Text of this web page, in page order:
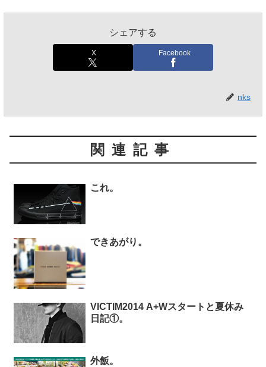
シェアする
X Facebook
nks
関連記事
これ。
できあがり。
VICTIM2014 A+Wスタートと夏休み
日記①。
外飯。